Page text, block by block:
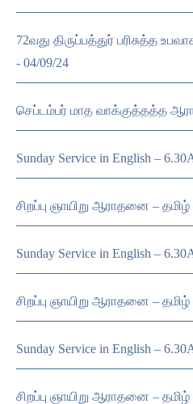
72வது திருப்பத்துர் பரிசுத்த
- 04/09/24
செப்டம்பர் மாத வாக்குத்தத்த
Sunday Service in English –
சிறப்பு ஞாயிறு ஆராதனை – தமிழ்
Sunday Service in English –
சிறப்பு ஞாயிறு ஆராதனை – தமிழ்
Sunday Service in English –
சிறப்பு ஞாயிறு ஆராதனை – தமிழ்